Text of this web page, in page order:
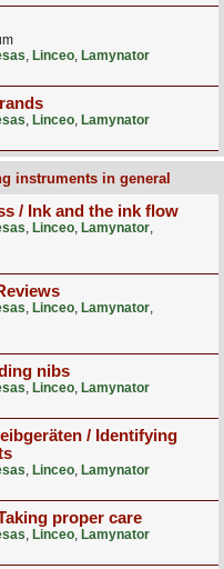
, Linceo, Lamynator
, Linceo, Lamynator
instruments in general
/ Ink and the ink flow
, Linceo, Lamynator,
, Linceo, Lamynator,
nibs
, Linceo, Lamynator
/ Identifying
, Linceo, Lamynator
proper care
, Linceo, Lamynator